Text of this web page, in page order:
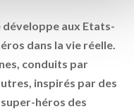
développe aux Etats-
dans la vie réelle.
conduits par
inspirés par des
héros des